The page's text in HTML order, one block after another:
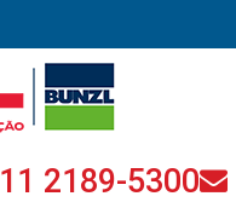
11 2189-5300